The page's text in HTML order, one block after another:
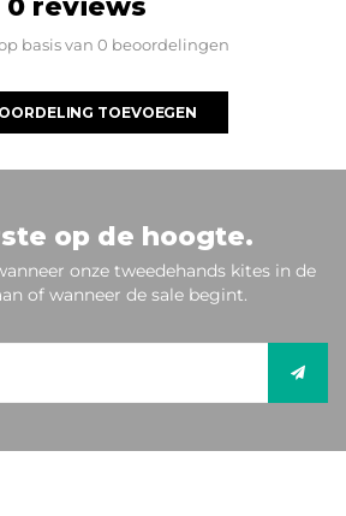
0 reviews
basis van 0 beoordelingen
TOEVOEGEN
op de hoogte.
onze tweedehands kites in de
of wanneer de sale begint.